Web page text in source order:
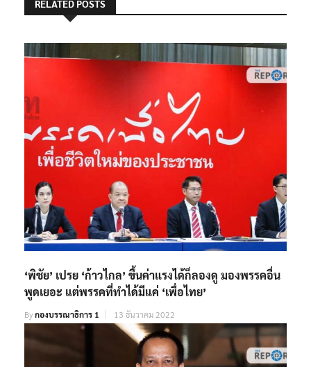
RELATED POSTS
‘พิชัย’ เปรย ‘ก้าวไกล’ ขึ้นค่าแรงได้ก็ลองดู มองพรรคอื่น
พูดเยอะ แต่พรรคที่ทำได้มีแค่ ‘เพื่อไทย’
Byกองบรรณาธิการ 1 13 ธันวาคม 2022